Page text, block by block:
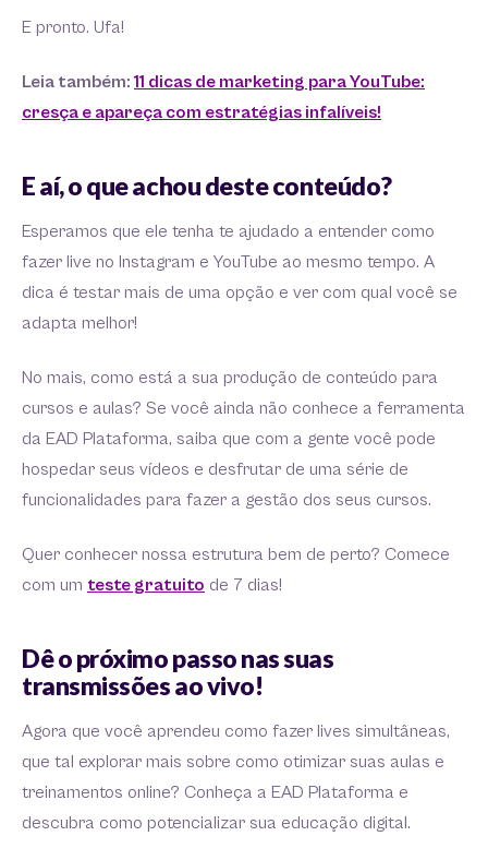
E pronto. Ufa!
Leia também: 11 dicas de marketing para YouTube:
cresça e apareça com estratégias infalíveis!
E aí, o que achou deste conteúdo?
Esperamos que ele tenha te ajudado a entender como
fazer live no Instagram e YouTube ao mesmo tempo. A
dica é testar mais de uma opção e ver com qual você se
adapta melhor!
No mais, como está a sua produção de conteúdo para
cursos e aulas? Se você ainda não conhece a ferramenta
da EAD Plataforma, saiba que com a gente você pode
hospedar seus vídeos e desfrutar de uma série de
funcionalidades para fazer a gestão dos seus cursos.
Quer conhecer nossa estrutura bem de perto? Comece
com um teste gratuito de 7 dias!
Dê o próximo passo nas suas
transmissões ao vivo!
Agora que você aprendeu como fazer lives simultâneas,
que tal explorar mais sobre como otimizar suas aulas e
treinamentos online? Conheça a EAD Plataforma e
descubra como potencializar sua educação digital.